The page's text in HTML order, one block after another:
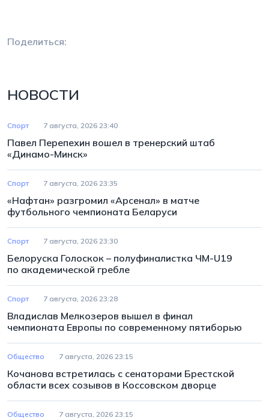
Поделиться:
НОВОСТИ
Спорт 7 августа, 2026 23:40
Павел Перепехин вошел в тренерский штаб
«Динамо-Минск»
Спорт 7 августа, 2026 23:35
«Нафтан» разгромил «Арсенал» в матче
футбольного чемпионата Беларуси
Спорт 7 августа, 2026 23:30
Белоруска Голоскок – полуфиналистка ЧМ-U19
по академической гребле
Спорт 7 августа, 2026 23:28
Владислав Мелкозеров вышел в финал
чемпионата Европы по современному пятиборью
Общество 7 августа, 2026 23:15
Кочанова встретилась с сенаторами Брестской
области всех созывов в Коссовском дворце
Общество 7 августа, 2026 23:15